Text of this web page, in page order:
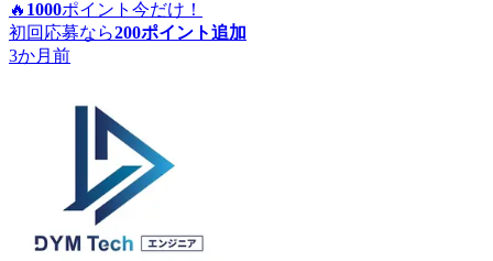
🔥 1000ポイント 今だけ！
初回応募なら200ポイント追加
3か月前